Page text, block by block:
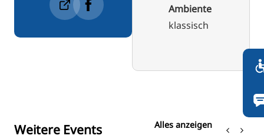
Ambiente
klassisch
Weitere Events
Alles anzeigen